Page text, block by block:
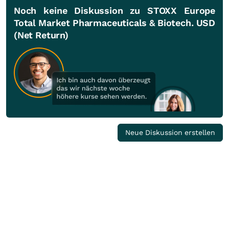
Noch keine Diskussion zu STOXX Europe
Total Market Pharmaceuticals & Biotech. USD
(Net Return)
Neue Diskussion erstellen